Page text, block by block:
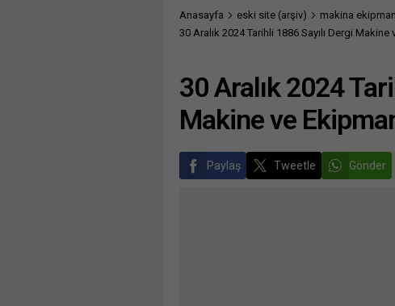
Anasayfa eski site (arşiv)
makina
30 Aralık 2024 Tarihli 1886 Sayılı Dergi
30 Aralık 2024
Makine ve
Paylaş Tweetle Gönder